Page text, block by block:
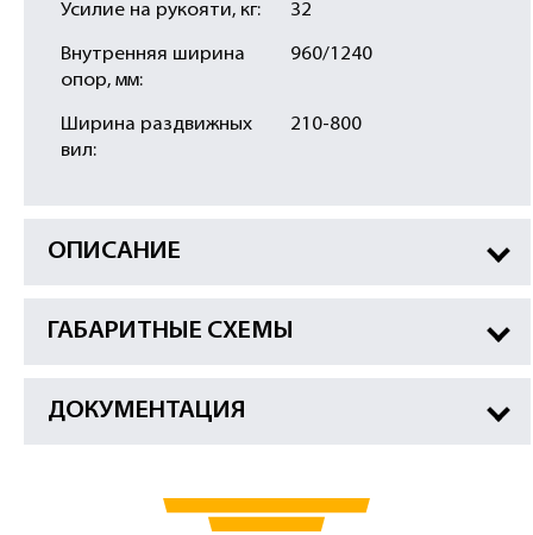
Усилие на рукояти, кг: 32
Внутренняя ширина
опор, мм:
960/1240
Ширина раздвижных
вил:
210-800
ОПИСАНИЕ
ГАБАРИТНЫЕ СХЕМЫ
ДОКУМЕНТАЦИЯ